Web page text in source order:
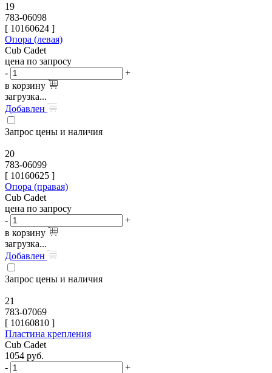
19
783-06098
[ 10160624 ]
Опора (левая)
Cub Cadet
цена по запросу
-
+
в корзину
загрузка...
Добавлен
Запрос цены и наличия
20
783-06099
[ 10160625 ]
Опора (правая)
Cub Cadet
цена по запросу
-
+
в корзину
загрузка...
Добавлен
Запрос цены и наличия
21
783-07069
[ 10160810 ]
Пластина крепления
Cub Cadet
1054 руб.
-
+